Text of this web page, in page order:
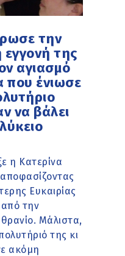
την
εγγονή της
αγιασμό
που ένιωσε
να βάλει
η Κατερίνα
Ευκαιρίας
την
Μάλιστα,
της κι
ακόμη